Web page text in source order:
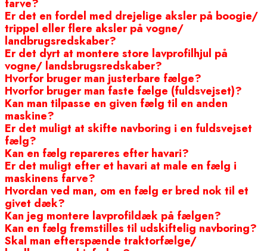
farve?
Er det en fordel med drejelige aksler på boogie/
trippel eller flere aksler på vogne/
landbrugsredskaber?
Er det dyrt at montere store lavprofilhjul på
vogne/ landsbrugsredskaber?
Hvorfor bruger man justerbare fælge?
Hvorfor bruger man faste fælge (fuldsvejset)?
Kan man tilpasse en given fælg til en anden
maskine?
Er det muligt at skifte navboring i en fuldsvejset
fælg?
Kan en fælg repareres efter havari?
Er det muligt efter et havari at male en fælg i
maskinens farve?
Hvordan ved man, om en fælg er bred nok til et
givet dæk?
Kan jeg montere lavprofildæk på fælgen?
Kan en fælg fremstilles til udskiftelig navboring?
Skal man efterspænde traktorfælge/